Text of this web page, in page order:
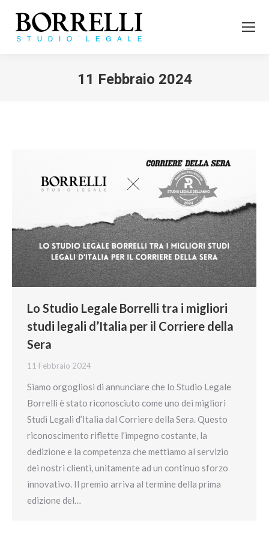
11 Febbraio 2024
Lo Studio Legale Borrelli tra i migliori
studi legali d’Italia per il Corriere della
Sera
11 Febbraio 2024
Siamo orgogliosi di annunciare che lo Studio Legale
Borrelli è stato riconosciuto come uno dei migliori
Studi Legali d’Italia dal Corriere della Sera. Questo
riconoscimento riflette l’impegno costante, la
dedizione e la competenza che mettiamo al servizio
dei nostri clienti, unitamente ad un continuo sforzo
innovativo. Il premio arriva al termine della prima
edizione del…